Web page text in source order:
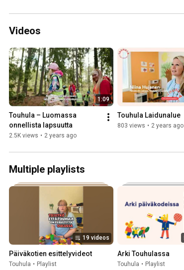
Videos
1:09
Touhula – Luomassa
onnellista lapsuutta
2.5K views • 2 years ago
Touhula Laidunalue
803 views • 2 years ago
Multiple playlists
19 videos
Päiväkotien esittelyvideot
Touhula • Playlist
Arki Touhulassa
Touhula • Playlist